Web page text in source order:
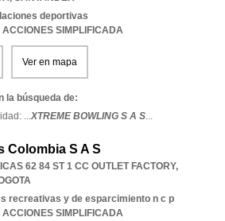
deportivas
SIMPLIFICADA
Ver en mapa
la búsqueda de:
...XTREME BOWLING S A S...
Colombia S A S
62 84 ST 1 CC OUTLET FACTORY,
recreativas y de esparcimiento n c p
SIMPLIFICADA